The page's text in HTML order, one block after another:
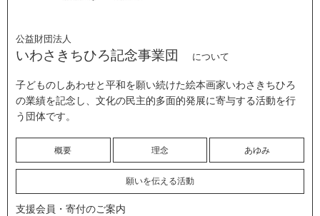
公益財団法人
いわさきちひろ記念事業団 について
子どものしあわせと平和を願い続けた絵本画家いわさきちひろ
の業績を記念し、文化の民主的多面的発展に寄与する活動を行
う団体です。
概要 理念 あゆみ
願いを伝える活動
支援会員・寄付のご案内